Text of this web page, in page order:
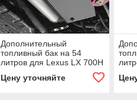
Дополнительный
топливный бак на 54
литров для Lexus LX 700H
(J300) 3.5TT гибрид 2024+
Лексус
Цену уточняйте